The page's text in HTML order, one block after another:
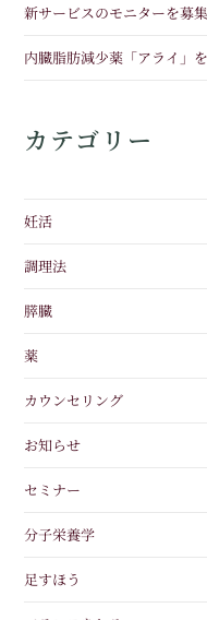
新サービスのモニターを募
内臓脂肪減少薬「アライ」
カテゴリー
妊活
調理法
膵臓
薬
カウンセリング
お知らせ
セミナー
分子栄養学
足すほう